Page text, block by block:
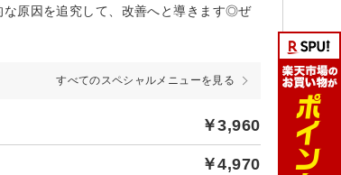
な原因を追究して、改善へと導きます◎ぜ
すべてのスペシャルメニューを見る
￥3,960
￥4,970